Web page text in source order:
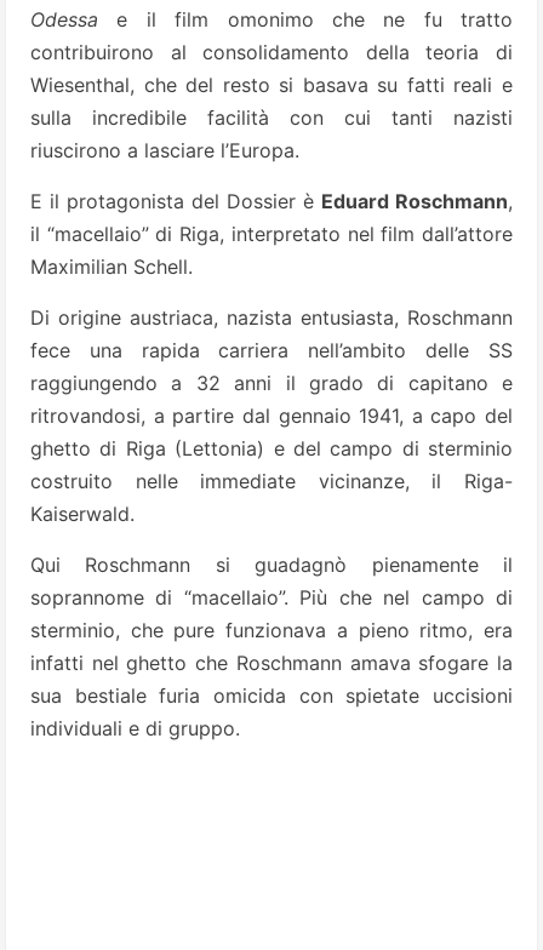
Odessa e il film omonimo che ne fu tratto
contribuirono al consolidamento della teoria di
Wiesenthal, che del resto si basava su fatti reali e
sulla incredibile facilità con cui tanti nazisti
riuscirono a lasciare l’Europa.
E il protagonista del Dossier è Eduard Roschmann,
il “macellaio” di Riga, interpretato nel film dall’attore
Maximilian Schell.
Di origine austriaca, nazista entusiasta, Roschmann
fece una rapida carriera nell’ambito delle SS
raggiungendo a 32 anni il grado di capitano e
ritrovandosi, a partire dal gennaio 1941, a capo del
ghetto di Riga (Lettonia) e del campo di sterminio
costruito nelle immediate vicinanze, il Riga-
Kaiserwald.
Qui Roschmann si guadagnò pienamente il
soprannome di “macellaio”. Più che nel campo di
sterminio, che pure funzionava a pieno ritmo, era
infatti nel ghetto che Roschmann amava sfogare la
sua bestiale furia omicida con spietate uccisioni
individuali e di gruppo.